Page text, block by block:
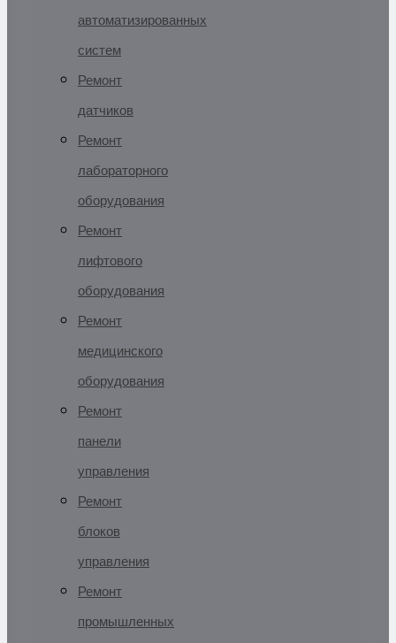
автоматизированных
систем
Ремонт
датчиков
Ремонт
лабораторного
оборудования
Ремонт
лифтового
оборудования
Ремонт
медицинского
оборудования
Ремонт
панели
управления
Ремонт
блоков
управления
Ремонт
промышленных